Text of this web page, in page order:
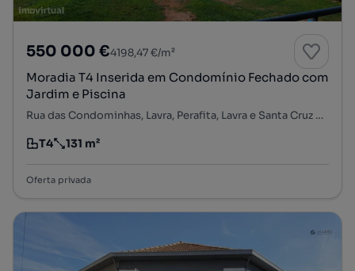
550 000 €4198,47 €/m²
Moradia T4 Inserida em Condomínio Fechado com
Jardim e Piscina
Rua das Condominhas, Lavra, Perafita, Lavra e Santa Cruz do Bispo, Matosinhos, Porto
Tipologia
T4
Preço por metro quadrado
131 m²
Oferta privada